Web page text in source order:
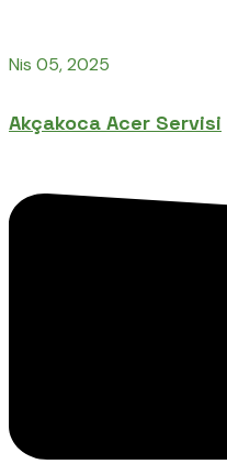
Nis 05, 2025
Akçakoca Acer Servisi